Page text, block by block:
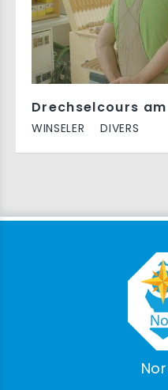
Drechselcours
WINSELER DIVERS